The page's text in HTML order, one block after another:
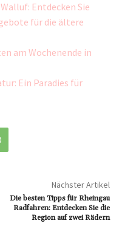
Entdecken Sie
für die ältere
am Wochenende in
Ein Paradies für
Nächster Artikel
Die besten Tipps für Rheingau
Radfahren: Entdecken Sie die
Region auf zwei Rädern